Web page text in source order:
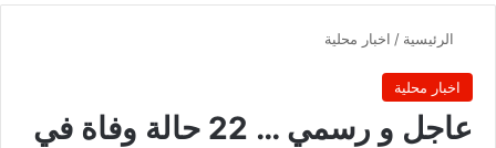
الرئيسية / اخبار محلية
اخبار محلية
عاجل و رسمي … 22 حالة وفاة في